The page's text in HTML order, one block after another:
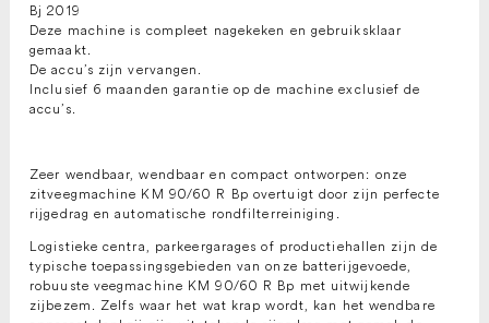
Bj 2019
Deze machine is compleet nagekeken en gebruiksklaar
gemaakt.
De accu’s zijn vervangen.
Inclusief 6 maanden garantie op de machine exclusief de
accu’s.
Zeer wendbaar, wendbaar en compact ontworpen: onze
zitveegmachine KM 90/60 R Bp overtuigt door zijn perfecte
rijgedrag en automatische rondfilterreiniging.
Logistieke centra, parkeergarages of productiehallen zijn de
typische toepassingsgebieden van onze batterijgevoede,
robuuste veegmachine KM 90/60 R Bp met uitwijkende
zijbezem. Zelfs waar het wat krap wordt, kan het wendbare